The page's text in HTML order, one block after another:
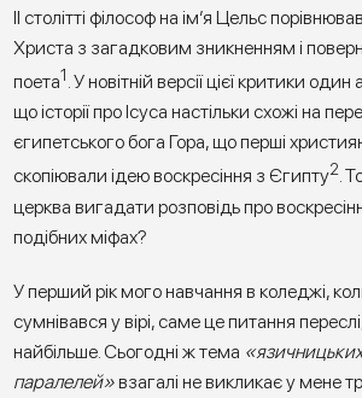
II столітті філософ на ім’я Цельс
Христа з загадковим зникненням і
поета1. У новітній версії цієї критики
що історії про Ісуса настільки схожі на
єгипетського бога Гора, що перші
скопіювали ідею воскресіння з Єгипту2.
церква вигадати розповідь про
подібних міфах?
У перший рік мого навчання в коледжі,
сумнівався у вірі, саме це питання
найбільше. Сьогодні ж тема «язичницьких
паралелей»взагалі не викликає у мене